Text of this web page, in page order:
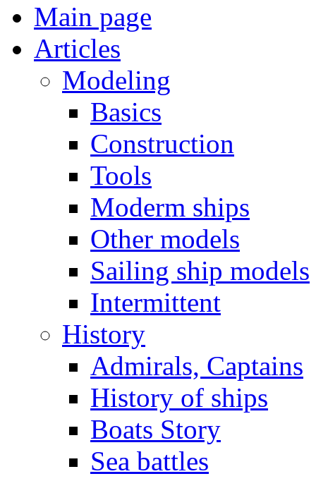
Main page
Articles
Modeling
Basics
Construction
Tools
Moderm ships
Other models
Sailing ship models
Intermittent
History
Admirals, Captains
History of ships
Boats Story
Sea battles